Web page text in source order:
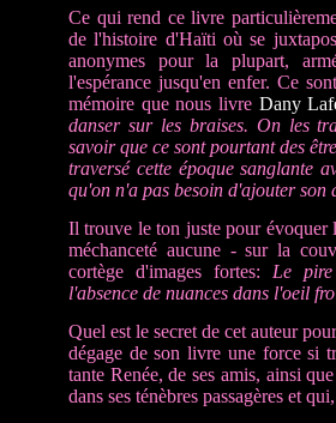
Ce qui rend ce livre
de l'histoire d'Haïti où se
anonymes pour la plupart,
l'espérance jusqu'en enfer. Ce
mémoire que nous livre Dany
danser sur les braises. On les
savoir que ce sont pourtant des
traversé cette époque sanglante
qu'on n'a pas besoin d'ajouter
Il trouve le ton juste pour évoquer
méchanceté aucune - sur la
cortège d'images fortes: Le
l'absence de nuances dans l'oeil
Quel est le secret de cet auteur
dégage de son livre une force si
tante Renée, de ses amis, ainsi
dans ses ténèbres passagères et